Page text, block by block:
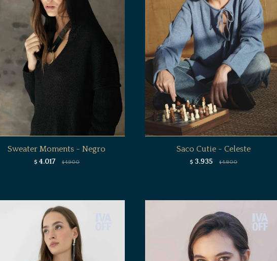
Sweater Moments - Negro
$ 4.017 $ 4.900
Saco Cutie - Celeste
$ 3.935 $ 4.800